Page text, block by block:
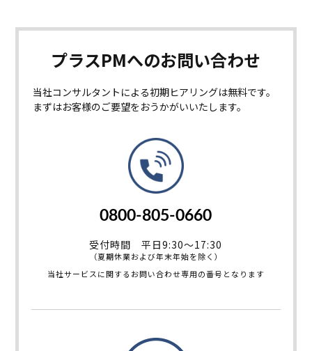
プラスPMへのお問い合わせ
当社コンサルタントによる初期ヒアリングは無料です。
まずはお客様のご要望をおうかがいいたします。
0800-805-0660
受付時間 平日9:30～17:30
（夏期休業および年末年始を除く）
当社サービスに関するお問い合わせ専用の番号となります